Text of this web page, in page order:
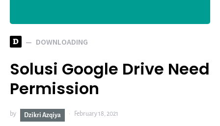
D DOWNLOADING
Solusi Google Drive Need
Permission
by Dzikri Azqiya February 18, 2021